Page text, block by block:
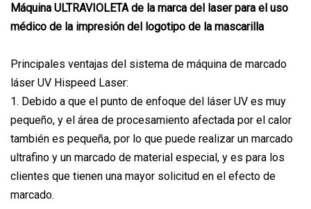
Máquina ULTRAVIOLETA de la marca del laser para el uso
médico de la impresión del logotipo de la mascarilla
Principales ventajas del sistema de máquina de marcado
láser UV Hispeed Laser:
1. Debido a que el punto de enfoque del láser UV es muy
pequeño, y el área de procesamiento afectada por el calor
también es pequeña, por lo que puede realizar un marcado
ultrafino y un marcado de material especial, y es para los
clientes que tienen una mayor solicitud en el efecto de
marcado.